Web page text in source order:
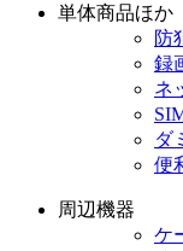
単体商品ほか
防
録
ネ
ダ
便
周辺機器
ケ